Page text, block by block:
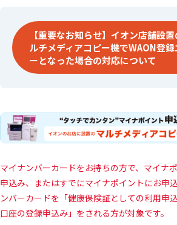
【重要なお知らせ】イオン店舗設
ルチメディアコピー機でWAON登録
ーとなった場合の対応について
マイナンバーカードをお持ちの方で、マイナ
申込み、またはすでにマイナポイントにお申
ンバーカードを「健康保険証としての利用申
口座の登録申込み」をされる方が対象です。